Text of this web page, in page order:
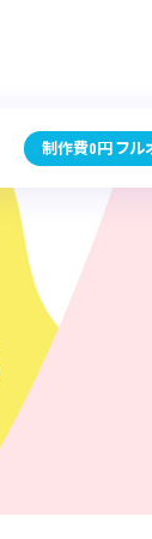
制作費0円 フル